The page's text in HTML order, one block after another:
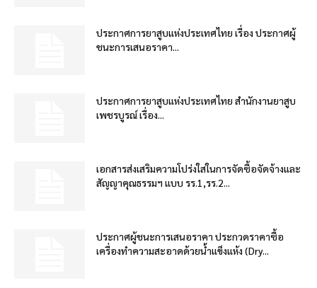
ประกาศการยาสูบแห่งประเทศไทย เรื่อง ประกาศผู้
ชนะการเสนอราคา...
ประกาศการยาสูบแห่งประเทศไทย สำนักงานยาสูบ
เพชรบูรณ์ เรื่อง...
เอกสารส่งเสริมความโปร่งใสในการจัดซื้อจัดจ้างและ
สัญญาคุณธรรมฯ แบบ รร.1,รร.2...
ประกาศผู้ชนะการเสนอราคา ประกวดราคาซื้อ
เครื่องทำความสะอาดด้วยน้ำแข็งแห้ง (Dry...